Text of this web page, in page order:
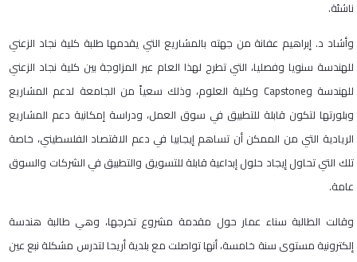
ناشئة.
وأشاد د. إبراهيم عفانة من جهته بالمشاريع التي يقدمها طلبة كلية نجاد الزعني
للهندسة سنويا وفصليا، التي تطرح لهذا العام عبر المزاوجة بين كلية نجاد الزعني
للهندسة وCapstone وكلية العلوم، وذلك سعياً من الجامعة لدعم المشاريع
وبلورتها لتكون قابلة للتطبيق في سوق العمل، ودراسة إمكانية دعم المشاريع
الريادية التي من الممكن أن تساهم إيجابيا في دعم الاقتصاد الفلسطيني، خاصة
تلك التي تحاول إيجاد حلول إبداعية قابلة للتسويق والتطبيق في الشركات والسوق
عامة.
وقالت الطالبة سناء عمار حول مقدمة مشروع تخرجها، وهي طالبة هندسة
إلكترونية مستوى سنة خامسة، أنها تواصلت مع بلدية أريحا لتدرس مشكلة نبع عين